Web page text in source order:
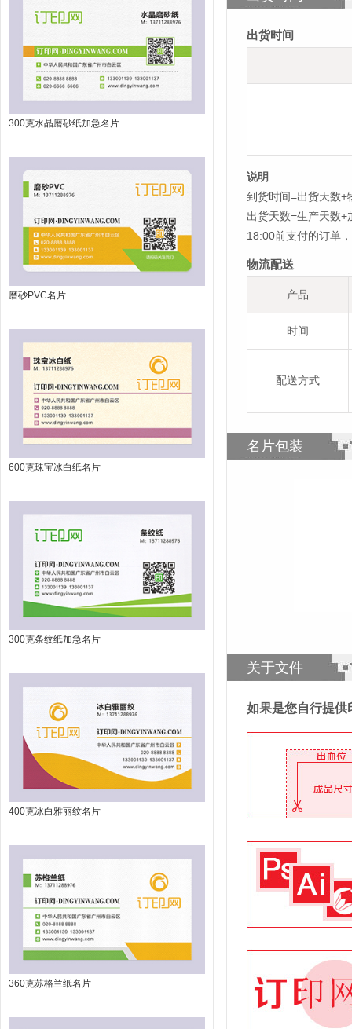
300克水晶磨砂纸加急名片
磨砂PVC名片
600克珠宝冰白纸名片
300克条纹纸加急名片
400克冰白雅丽纹名片
360克苏格兰纸名片
出货时间
说明
到货时间=出货天数+
出货天数=生产天数
18:00前支付的订单
物流配送
产品
时间
配送方式
名片包装
关于文件
如果是您自行提供